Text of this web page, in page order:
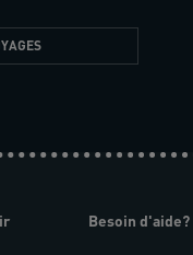
Besoin d'aide?